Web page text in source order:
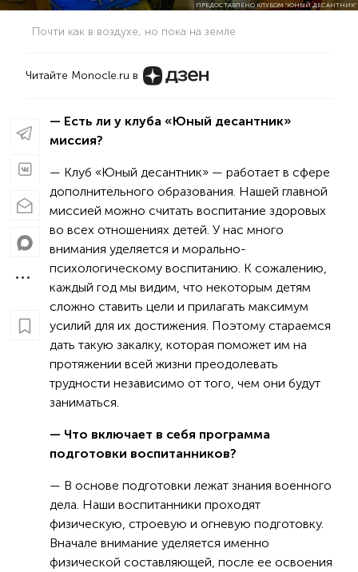
ПРЕДОСТАВЛЕНО КЛУБОМ "ЮНЫЙ ДЕСАНТНИК"
Почти как в воздухе, но пока на земле
Читайте Monocle.ru в
— Есть ли у клуба «Юный десантник»
миссия?
— Клуб «Юный десантник» — работает в сфере
дополнительного образования. Нашей главной
миссией можно считать воспитание здоровых
во всех отношениях детей. У нас много
внимания уделяется и морально-
психологическому воспитанию. К сожалению,
каждый год мы видим, что некоторым детям
сложно ставить цели и прилагать максимум
усилий для их достижения. Поэтому стараемся
дать такую закалку, которая поможет им на
протяжении всей жизни преодолевать
трудности независимо от того, чем они будут
заниматься.
— Что включает в себя программа
подготовки воспитанников?
— В основе подготовки лежат знания военного
дела. Наши воспитанники проходят
физическую, строевую и огневую подготовку.
Вначале внимание уделяется именно
физической составляющей, после ее освоения